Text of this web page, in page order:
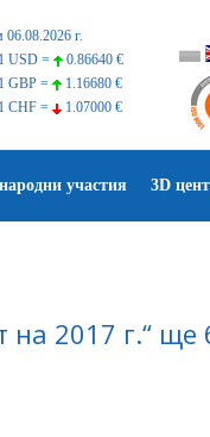
06.08.2026 г.
USD =
0.86640 €
GBP =
1.16680 €
CHF =
1.07000 €
участия 3D
на 2017 г.“